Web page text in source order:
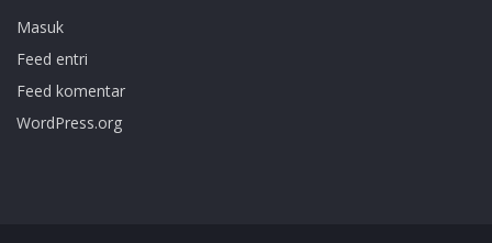
Masuk
Feed entri
Feed komentar
WordPress.org